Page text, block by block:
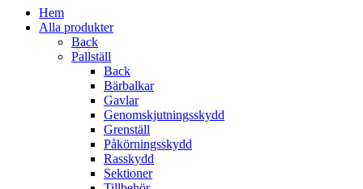
Hem
Alla produkter
Back
Pallställ
Back
Bärbalkar
Gavlar
Genomskjutningsskydd
Grenställ
Påkörningsskydd
Rasskydd
Sektioner